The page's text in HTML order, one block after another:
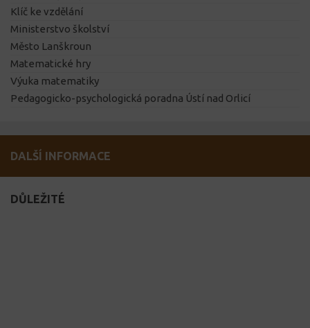
Klíč ke vzdělání
Ministerstvo školství
Město Lanškroun
Matematické hry
Výuka matematiky
Pedagogicko-psychologická poradna Ústí nad Orlicí
DALŠÍ INFORMACE
DŮLEŽITÉ